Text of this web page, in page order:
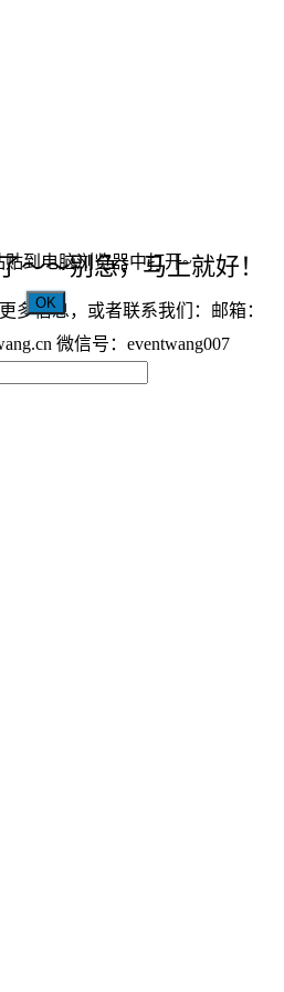
～～别急，马上就好！
多信息，或者联系我们：邮箱：
微信号：eventwang007
到电脑浏览器中打开~
OK